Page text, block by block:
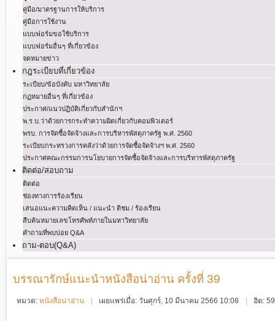
คู่มือ/มาตรฐานการให้บริการ
คู่มือการใช้งาน
แบบฟอร์มขอใช้บริการ
แบบฟอร์มอื่นๆ ที่เกี่ยวข้อง
จดหมายข่าว
กฎระเบียบที่เกี่ยวข้อง
ระเบียบ/ข้อบังคับ มหาวิทยาลัย
กฏหมายอื่นๆ ที่เกี่ยวข้อง
ประกาศ/แนวปฏิบัติเกี่ยวกับสำนักฯ
พ.ร.บ.ว่าด้วยการกระทําความผิดเกี่ยวกับคอมพิวเตอร์
พรบ. การจัดซื้อจัดจ้างและการบริหารพัสดุภาครัฐ พ.ศ. 2560
ระเบียบกระทรวงการคลังว่าด้วยการจัดซื้อจัดจ้างฯ พ.ศ. 2560
ประกาศคณะกรรมการนโยบายการจัดซื้อจัดจ้างและการบริหารพัสดุภาครัฐ
ติดต่อ/สอบถาม
ติดต่อ
ช่องทางการร้องเรียน
เสนอแนะความคิดเห็น / แนะนำ ติชม / ร้องเรียน
สืบค้นหมายเลขโทรศัพท์ภายในมหาวิทยาลัย
คำถามที่พบบ่อย Q&A
ถาม-ตอบ(Q&A)
บรรณารักษ์แนะนำหนังสือน่าอ่าน ครั้งที่ 39
หมวด: หนังสือน่าอ่าน เผยแพร่เมื่อ: วันศุกร์, 10 มีนาคม 2566 10:08 ฮิต: